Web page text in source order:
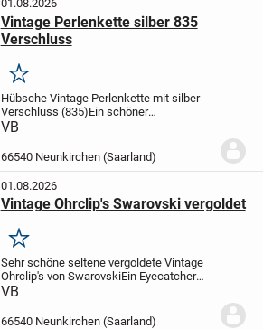
01.08.2026
Vintage Perlenkette silber 835
Verschluss
Merken
Hübsche Vintage Perlenkette mit silber
Verschluss (835)Ein schöner
Hingucker
möglich
VB
66540 Neunkirchen (Saarland)
01.08.2026
Vintage Ohrclip's Swarovski vergoldet
Merken
Sehr schöne seltene vergoldete Vintage
Ohrclip's von SwarovskiEin Eyecatcher
definitiv!!!
VB
66540 Neunkirchen (Saarland)